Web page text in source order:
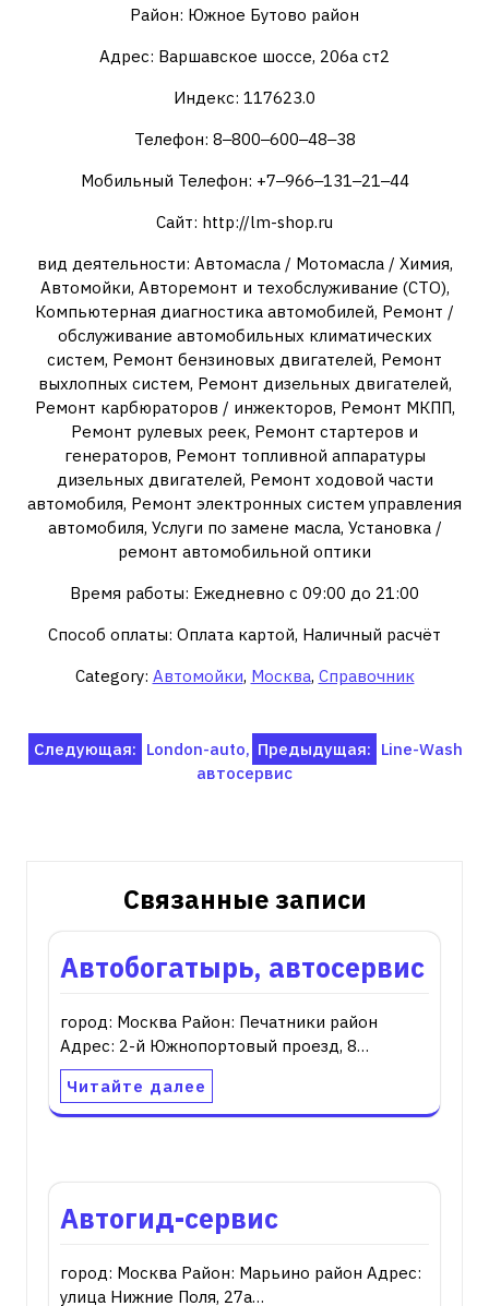
Район: Южное Бутово район
Адрес: Варшавское шоссе, 206а ст2
Индекс: 117623.0
Телефон: 8‒800‒600‒48‒38
Мобильный Телефон: +7‒966‒131‒21‒44
Сайт: http://lm-shop.ru
вид деятельности: Автомасла / Мотомасла / Химия,
Автомойки, Авторемонт и техобслуживание (СТО),
Компьютерная диагностика автомобилей, Ремонт /
обслуживание автомобильных климатических
систем, Ремонт бензиновых двигателей, Ремонт
выхлопных систем, Ремонт дизельных двигателей,
Ремонт карбюраторов / инжекторов, Ремонт МКПП,
Ремонт рулевых реек, Ремонт стартеров и
генераторов, Ремонт топливной аппаратуры
дизельных двигателей, Ремонт ходовой части
автомобиля, Ремонт электронных систем управления
автомобиля, Услуги по замене масла, Установка /
ремонт автомобильной оптики
Время работы: Ежедневно с 09:00 до 21:00
Способ оплаты: Оплата картой, Наличный расчёт
Category: Автомойки, Москва, Справочник
Навигация
Предыдущая: Line-Wash
Следующая: London-auto,
автосервис
Связанные записи
Автобогатырь, автосервис
город: Москва Район: Печатники район
Адрес: 2-й Южнопортовый проезд, 8…
Читайте далее
Автогид-сервис
город: Москва Район: Марьино район Адрес:
улица Нижние Поля, 27а…